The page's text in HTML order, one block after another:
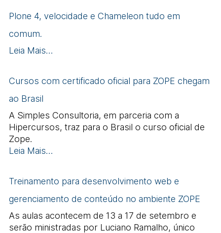
Plone 4, velocidade e Chameleon tudo em
comum.
Leia Mais…
Cursos com certificado oficial para ZOPE chegam
ao Brasil
A Simples Consultoria, em parceria com a
Hipercursos, traz para o Brasil o curso oficial de
Zope.
Leia Mais…
Treinamento para desenvolvimento web e
gerenciamento de conteúdo no ambiente ZOPE
As aulas acontecem de 13 a 17 de setembro e
serão ministradas por Luciano Ramalho, único